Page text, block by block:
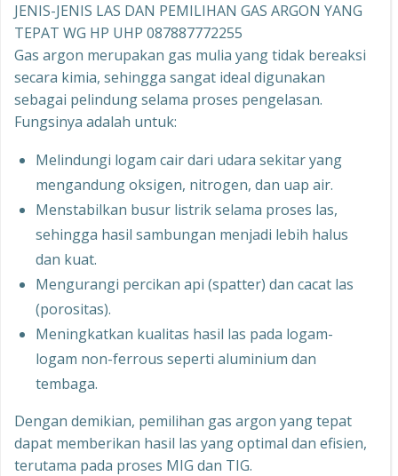
JENIS-JENIS LAS DAN PEMILIHAN GAS ARGON YANG
TEPAT WG HP UHP 087887772255
Gas argon merupakan gas mulia yang tidak bereaksi
secara kimia, sehingga sangat ideal digunakan
sebagai pelindung selama proses pengelasan.
Fungsinya adalah untuk:
Melindungi logam cair dari udara sekitar yang
mengandung oksigen, nitrogen, dan uap air.
Menstabilkan busur listrik selama proses las,
sehingga hasil sambungan menjadi lebih halus
dan kuat.
Mengurangi percikan api (spatter) dan cacat las
(porositas).
Meningkatkan kualitas hasil las pada logam-
logam non-ferrous seperti aluminium dan
tembaga.
Dengan demikian, pemilihan gas argon yang tepat
dapat memberikan hasil las yang optimal dan efisien,
terutama pada proses MIG dan TIG.